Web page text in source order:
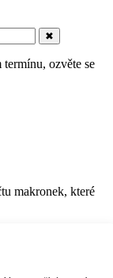
✖
ozvěte se
makronek, které